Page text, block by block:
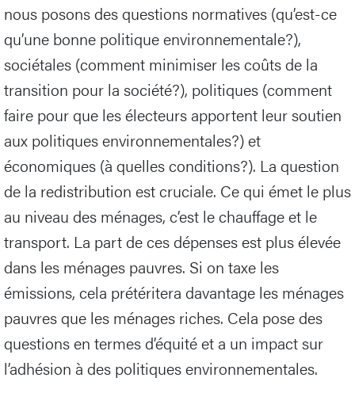
nous posons des questions normatives (qu’est-ce
qu’une bonne politique environnementale?),
sociétales (comment minimiser les coûts de la
transition pour la société?), politiques (comment
faire pour que les électeurs apportent leur soutien
aux politiques environnementales?) et
économiques (à quelles conditions?). La question
de la redistribution est cruciale. Ce qui émet le plus
au niveau des ménages, c’est le chauffage et le
transport. La part de ces dépenses est plus élevée
dans les ménages pauvres. Si on taxe les
émissions, cela prétéritera davantage les ménages
pauvres que les ménages riches. Cela pose des
questions en termes d’équité et a un impact sur
l’adhésion à des politiques environnementales.